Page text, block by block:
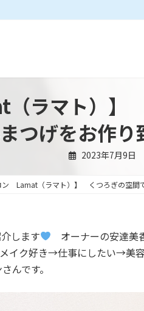
ラマト）】
つげをお作り
2023年7月9日
ン Lamat（ラマト）】 くつろぎの空間
します
オーナーの安達美
イク好き→仕事にしたい→美
んです。